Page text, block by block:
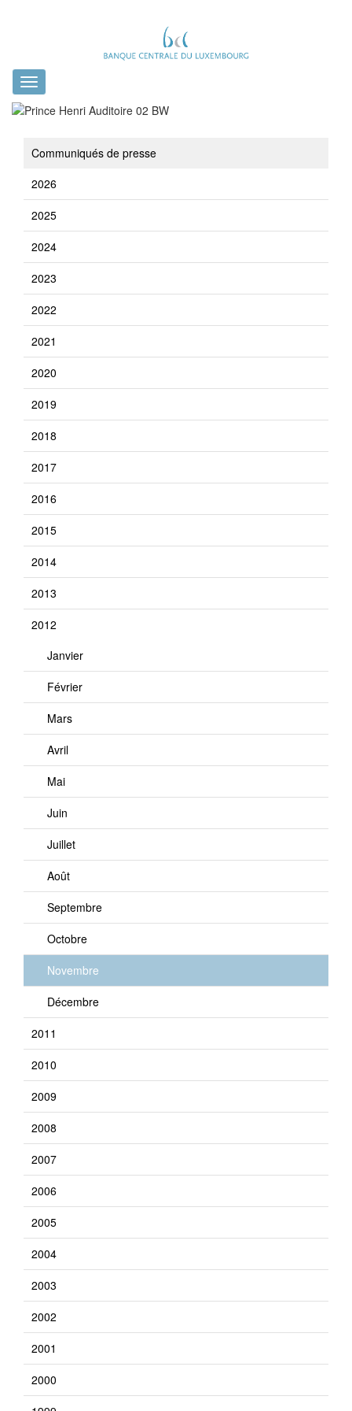
Toggle
navigation
Communiqués de presse
2026
2025
2024
2023
2022
2021
2020
2019
2018
2017
2016
2015
2014
2013
2012
Janvier
Février
Mars
Avril
Mai
Juin
Juillet
Août
Septembre
Octobre
Novembre
Décembre
2011
2010
2009
2008
2007
2006
2005
2004
2003
2002
2001
2000